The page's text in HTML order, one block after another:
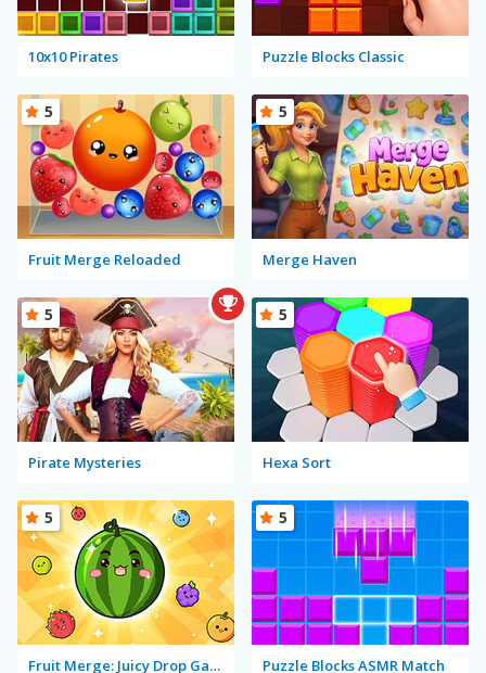
10x10 Pirates Puzzle Blocks Classic
Fruit Merge Reloaded
5
Merge Haven
5
Pirate Mysteries
5
Hexa Sort
5
Fruit Merge: Juicy Drop Game
5
Puzzle Blocks ASMR Match
5